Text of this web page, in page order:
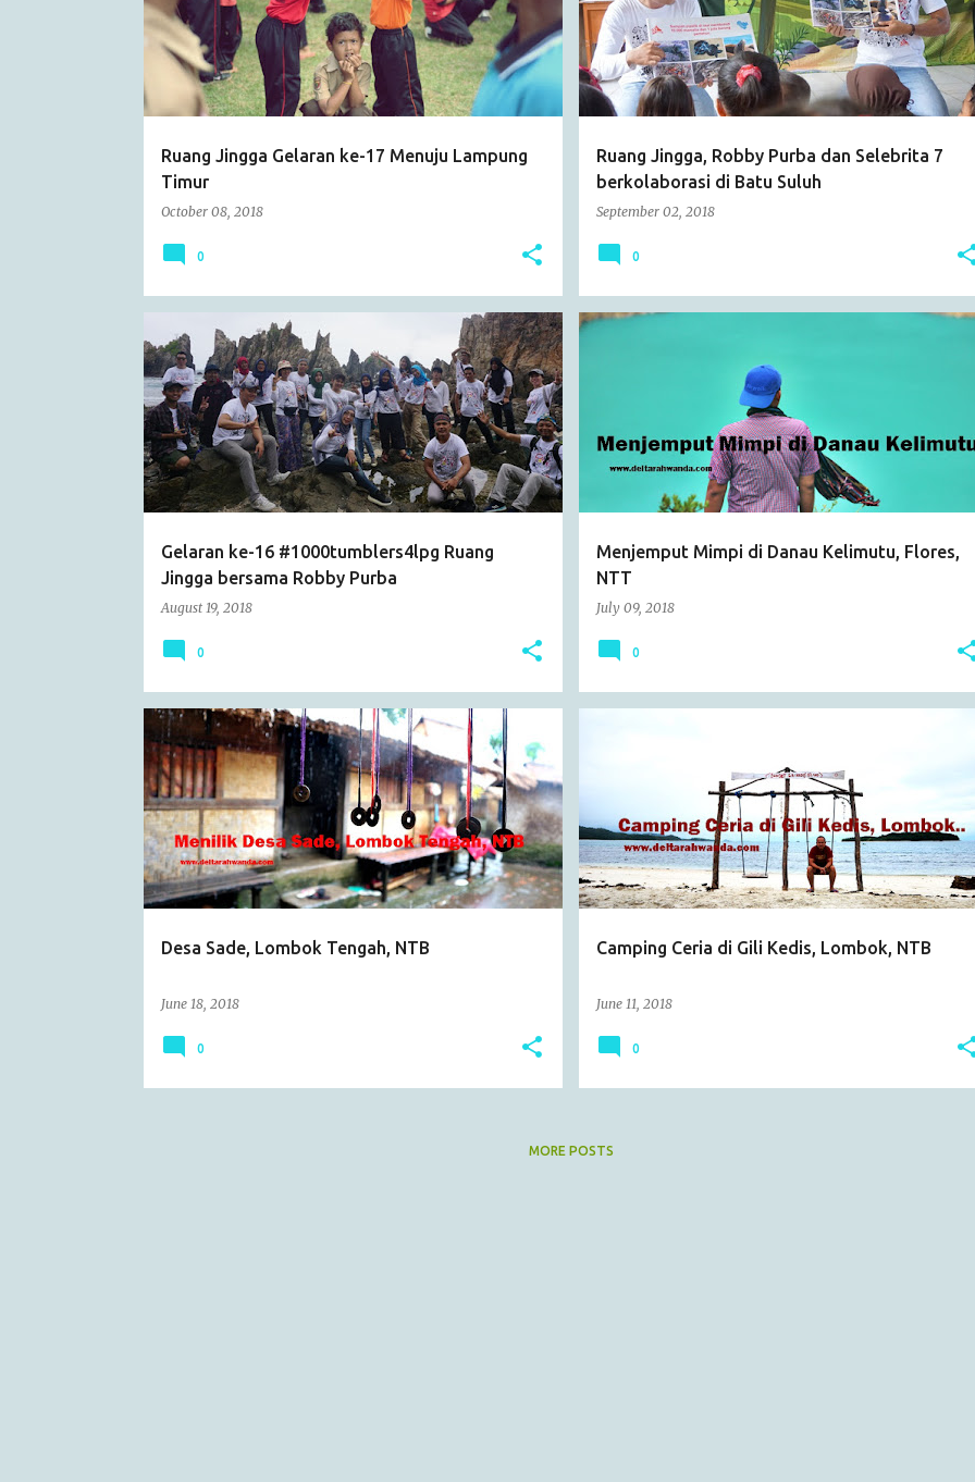
Ruang Jingga Gelaran ke-17 Menuju Lampung
Timur
October 08, 2018
0
Ruang Jingga, Robby Purba dan Selebrita 7
berkolaborasi di Batu Suluh
September 02, 2018
0
Gelaran ke-16 #1000tumblers4lpg Ruang
Jingga bersama Robby Purba
August 19, 2018
ARTICLE CATATAN HARIAN EVENT
KEGIATAN SOSIAL +
RUANG JINGGA
0
Menjemput Mimpi di Danau Kelimutu, Flores,
NTT
July 09, 2018
0
Desa Sade, Lombok Tengah, NTB
June 18, 2018
ARTICLE BUDAYA BUKU CATATAN HARIAN
EVENT JALAN-JALAN +
NTB
0
Camping Ceria di Gili Kedis, Lombok, NTB
June 11, 2018
0
MORE POSTS